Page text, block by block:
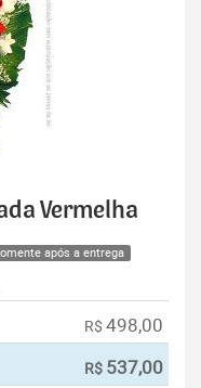
Vermelha
após a entrega
R$ 498,00
R$ 537,00